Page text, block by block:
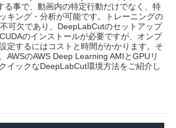
る事で、動画内の特定行動だけでなく、特
キング・分析が可能です。トレーニングの
可欠であり、DeepLabCutのセットアップ
のインストールが必要ですが、オンプ
定するにはコストと時間がかかります。そ
AWSのAWS Deep Learning AMIとGPUリ
イックなDeepLabCut環境方法をご紹介し